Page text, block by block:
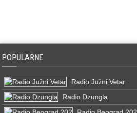
POPULARNE
Radio Južni Vetar
Radio Dzungla